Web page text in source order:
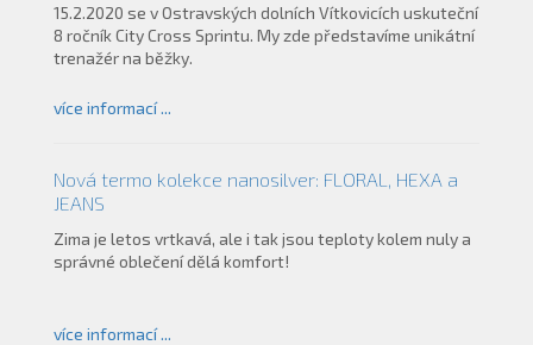
15.2.2020 se v Ostravských dolních Vítkovicích uskuteční
8 ročník City Cross Sprintu. My zde představíme unikátní
trenažér na běžky.
více informací ...
Nová termo kolekce nanosilver: FLORAL, HEXA a
JEANS
Zima je letos vrtkavá, ale i tak jsou teploty kolem nuly a
správné oblečení dělá komfort!
více informací ...